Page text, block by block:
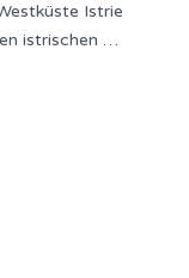
Istrie
istrischen …